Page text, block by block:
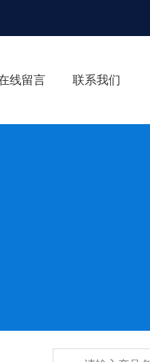
线留言 联系我们